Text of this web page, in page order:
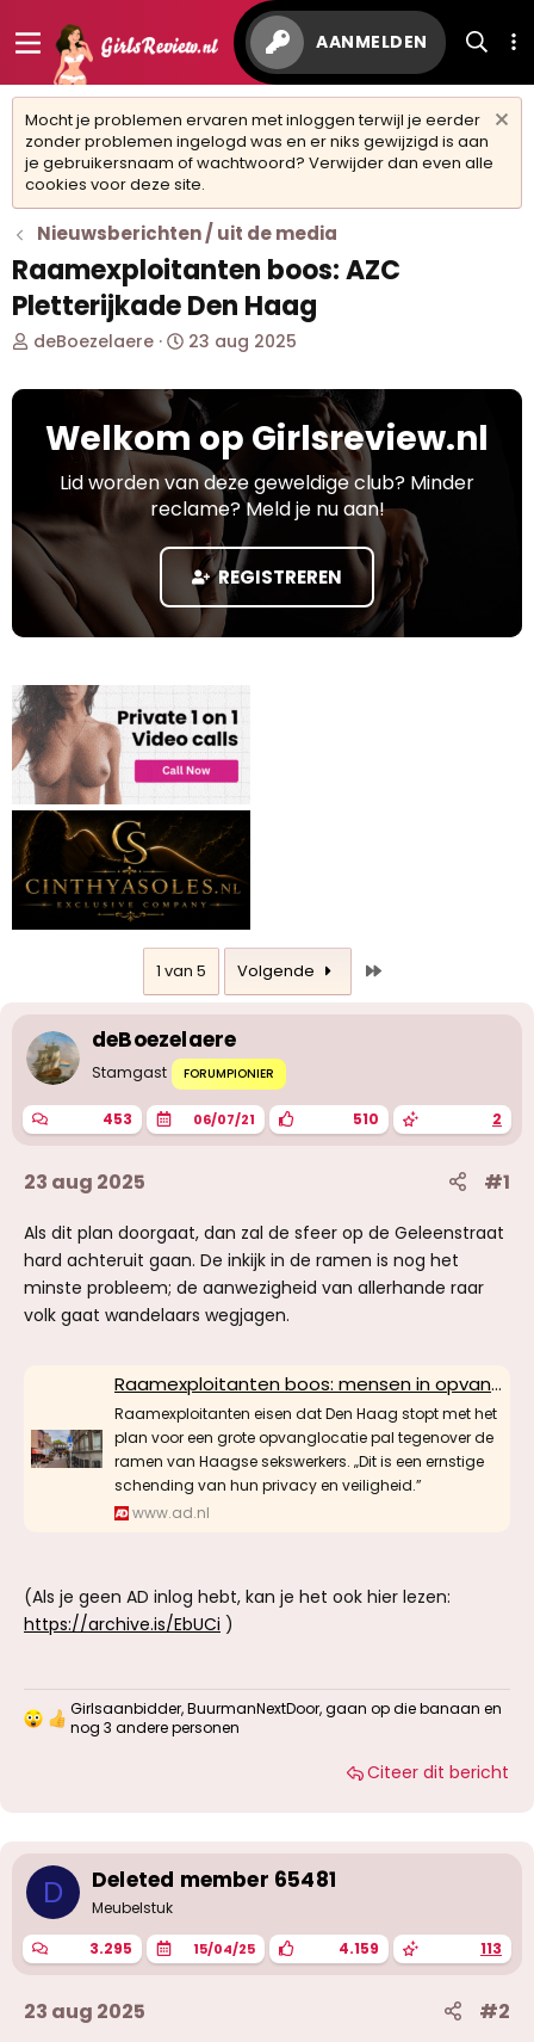
AANMELDEN
Mocht je problemen ervaren met inloggen terwijl je eerder
zonder problemen ingelogd was en er niks gewijzigd is aan
je gebruikersnaam of wachtwoord? Verwijder dan even alle
cookies voor deze site.
Nieuwsberichten / uit de media
Raamexploitanten boos: AZC
Pletterijkade Den Haag
O
d
p
s
t
r
deBoezelaere
S
a
r
t
d
a
t
u
m
23 aug 2025
Welkom op Girlsreview.nl
Lid worden van deze geweldige club? Minder
reclame? Meld je nu aan!
REGISTREREN
1 van 5 Volgende
deBoezelaere
Stamgast FORUMPIONIER
453 06/07/21 510 2
23 aug 2025 #1
Als dit plan doorgaat, dan zal de sfeer op de Geleenstraat
hard achteruit gaan. De inkijk in de ramen is nog het
minste probleem; de aanwezigheid van allerhande raar
volk gaat wandelaars wegjagen.
Raamexploitanten boos: mensen in opvang kijken straks rechtstreeks bij sekswerkers naarbinnen
Raamexploitanten eisen dat Den Haag stopt met het
plan voor een grote opvanglocatie pal tegenover de
ramen van Haagse sekswerkers. „Dit is een ernstige
schending van hun privacy en veiligheid.”
www.ad.nl
(Als je geen AD inlog hebt, kan je het ook hier lezen:
https://archive.is/EbUCi )
W
n
g
n
:
Girlsaanbidder,BuurmanNextDoor,gaan op die banaan en
nog 3 andere personen
Citeer dit bericht
D Deleted member 65481
Meubelstuk
3.295 15/04/25 4.159 113
23 aug 2025 #2